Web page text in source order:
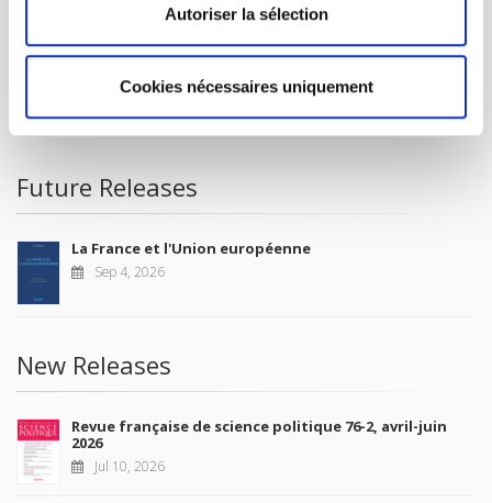
Autoriser la sélection
Cookies nécessaires uniquement
FOR BOOKSHOPS
CONDITIONS OF SALE
MY ACCOUNT
Future Releases
La France et l'Union européenne
Sep 4, 2026
New Releases
Revue française de science politique 76-2, avril-juin
2026
Jul 10, 2026